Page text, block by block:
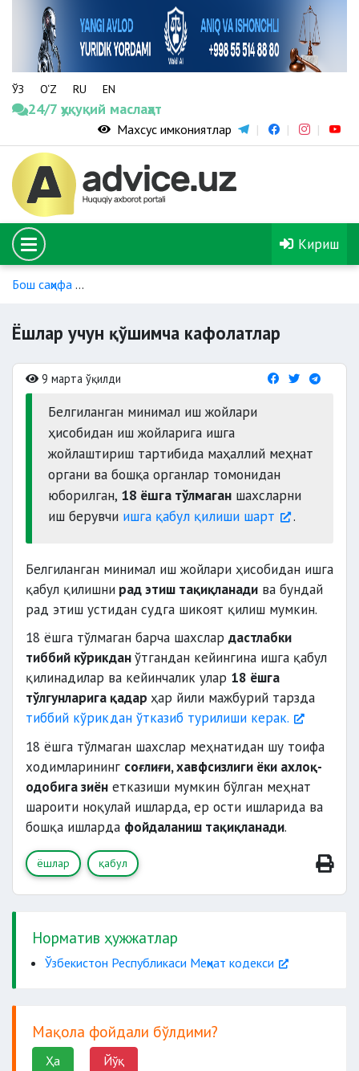
ЎЗ O‘Z RU EN
24/7 ҳуқуқий маслаҳат
Махсус имкониятлар
Кириш
Бош саҳифа
Ёшлар учун қўшимча кафолатлар
9 марта ўқилди
Белгиланган минимал иш жойлари
ҳисобидан иш жойларига ишга
жойлаштириш тартибида маҳаллий меҳнат
органи ва бошқа органлар томонидан
юборилган, 18 ёшга тўлмаган шахсларни
иш берувчи ишга қабул қилиши шарт .
Белгиланган минимал иш жойлари ҳисобидан ишга
қабул қилишни рад этиш тақиқланади ва бундай
рад этиш устидан судга шикоят қилиш мумкин.
18 ёшга тўлмаган барча шахслар дастлабки
тиббий кўрикданўтгандан кейингина ишга қабул
қилинадилар ва кейинчалик улар 18 ёшга
тўлгунларига қадар ҳар йили мажбурий тарзда
тиббий кўрикдан ўтказиб турилиши керак.
18 ёшга тўлмаган шахслар меҳнатидан шу тоифа
ходимларининг соғлиғи, хавфсизлиги ёки ахлоқ-
одобига зиён етказиши мумкин бўлган меҳнат
шароити ноқулай ишларда, ер ости ишларида ва
бошқа ишларда фойдаланиш тақиқланади.
ёшлар қабул
Норматив ҳужжатлар
Ўзбекистон Республикаси Меҳнат кодекси
Мақола фойдали бўлдими?
Ҳа Йўқ